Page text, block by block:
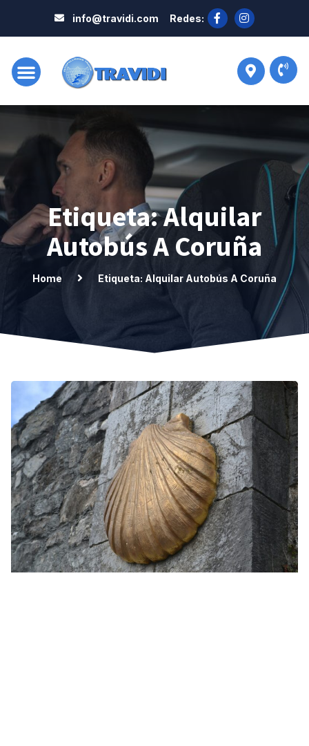
info@travidi.com Redes:
Etiqueta: Alquilar
Autobús A Coruña
Home Etiqueta: Alquilar Autobús A Coruña